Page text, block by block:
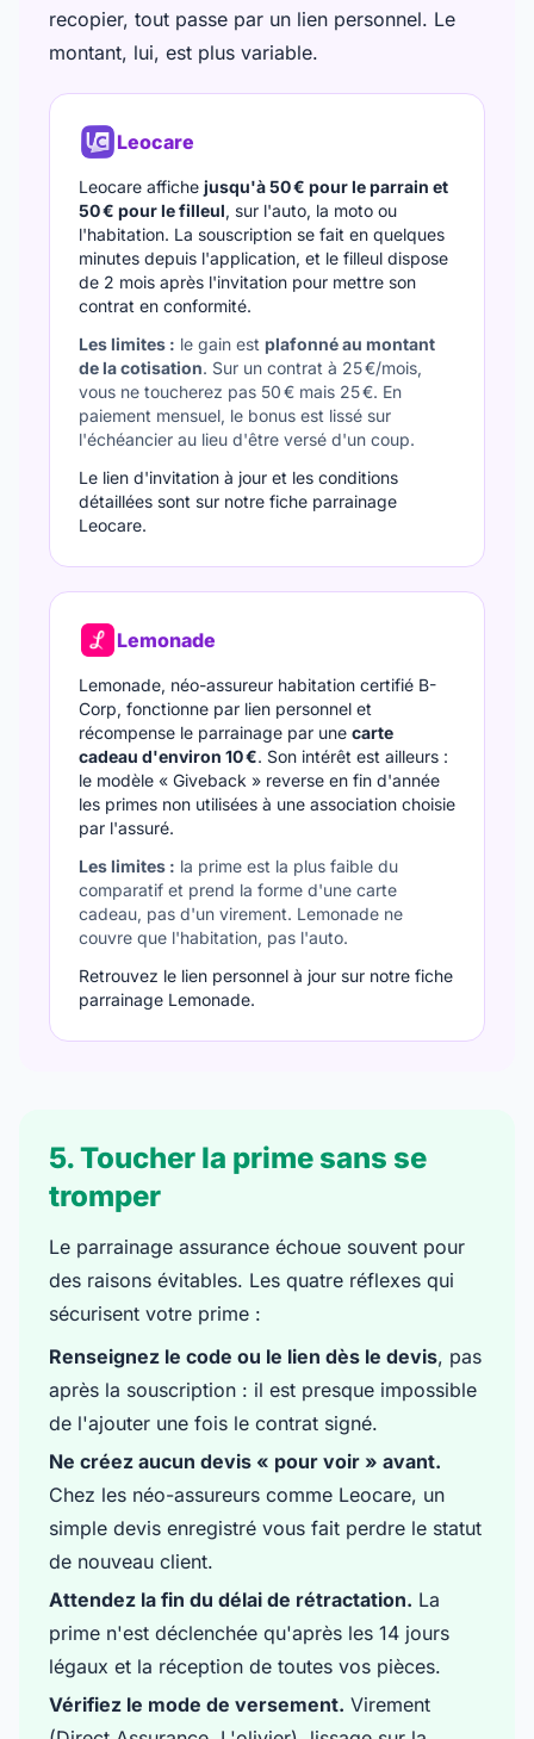
recopier, tout passe par un lien personnel. Le
montant, lui, est plus variable.
Leocare
Leocare affiche jusqu'à 50 € pour le parrain et
50 € pour le filleul, sur l'auto, la moto ou
l'habitation. La souscription se fait en quelques
minutes depuis l'application, et le filleul dispose
de 2 mois après l'invitation pour mettre son
contrat en conformité.
Les limites : le gain est plafonné au montant
de la cotisation. Sur un contrat à 25 €/mois,
vous ne toucherez pas 50 € mais 25 €. En
paiement mensuel, le bonus est lissé sur
l'échéancier au lieu d'être versé d'un coup.
Le lien d'invitation à jour et les conditions
détaillées sont sur notre fiche parrainage
Leocare.
Lemonade
Lemonade, néo-assureur habitation certifié B-
Corp, fonctionne par lien personnel et
récompense le parrainage par une carte
cadeau d'environ 10 €. Son intérêt est ailleurs :
le modèle « Giveback » reverse en fin d'année
les primes non utilisées à une association choisie
par l'assuré.
Les limites : la prime est la plus faible du
comparatif et prend la forme d'une carte
cadeau, pas d'un virement. Lemonade ne
couvre que l'habitation, pas l'auto.
Retrouvez le lien personnel à jour sur notre fiche
parrainage Lemonade.
5. Toucher la prime sans se
tromper
Le parrainage assurance échoue souvent pour
des raisons évitables. Les quatre réflexes qui
sécurisent votre prime :
Renseignez le code ou le lien dès le devis, pas
après la souscription : il est presque impossible
de l'ajouter une fois le contrat signé.
Ne créez aucun devis « pour voir » avant.
Chez les néo-assureurs comme Leocare, un
simple devis enregistré vous fait perdre le statut
de nouveau client.
Attendez la fin du délai de rétractation. La
prime n'est déclenchée qu'après les 14 jours
légaux et la réception de toutes vos pièces.
Vérifiez le mode de versement. Virement